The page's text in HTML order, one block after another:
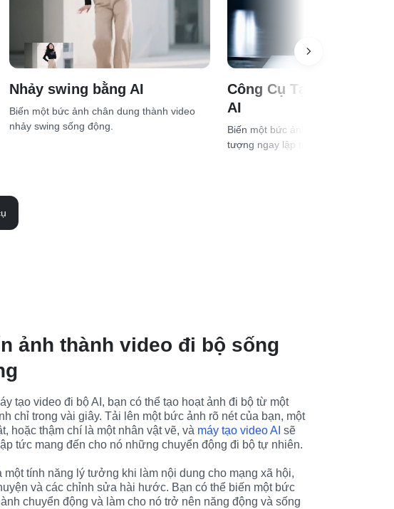
Nhảy swing bằng AI
Biến một bức ảnh chân dung thành video
nhảy swing sống động.
Công Cụ Tạo Video
AI
Biến một bức ảnh thành video
tượng ngay lập tức.
ảnh thành video đi bộ sống
tạo video đi bộ AI, bạn có thể tạo hoạt ảnh đi bộ từ một
chỉ trong vài giây. Tải lên một bức ảnh rõ nét của bạn, một
hoặc thậm chí là một nhân vật vẽ, và máy tạo video AI sẽ
tức mang đến cho nó những chuyển động đi bộ tự nhiên.
một tính năng lý tưởng khi làm nội dung cho mạng xã hội,
và các chỉnh sửa hài hước. Bạn có thể biến một bức
chuyển động và làm cho nó trở nên năng động và sống